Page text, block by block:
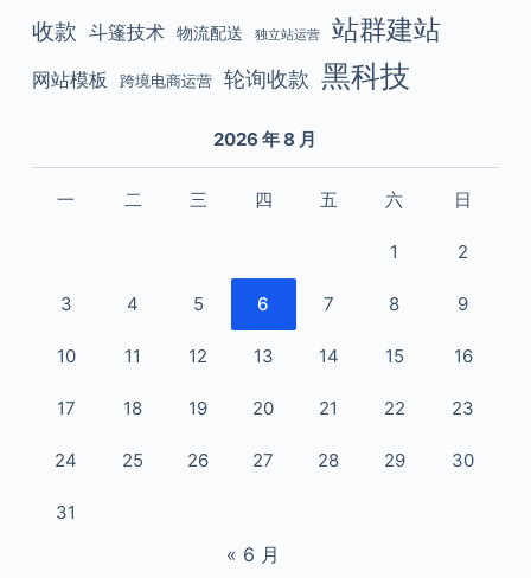
收款 斗篷技术 物流配送 独立站运营 站群建站
网站模板 跨境电商运营 轮询收款 黑科技
2026 年 8 月
一 二 三 四 五 六 日
1 2
3 4 5 6 7 8 9
10 11 12 13 14 15 16
17 18 19 20 21 22 23
24 25 26 27 28 29 30
31
« 6 月